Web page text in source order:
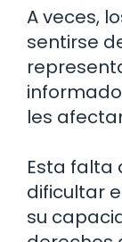
A veces,
sentirse
les
Esta falta
dificultar
su